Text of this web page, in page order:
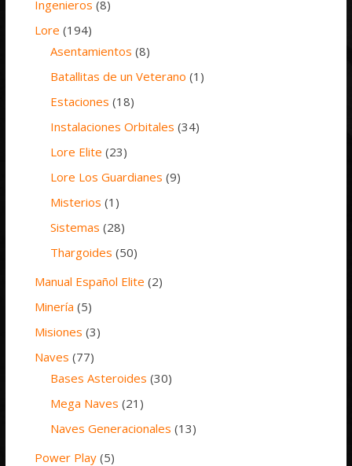
Ingenieros (8)
Lore (194)
Asentamientos (8)
Batallitas de un Veterano (1)
Estaciones (18)
Instalaciones Orbitales (34)
Lore Elite (23)
Lore Los Guardianes (9)
Misterios (1)
Sistemas (28)
Thargoides (50)
Manual Español Elite (2)
Minería (5)
Misiones (3)
Naves (77)
Bases Asteroides (30)
Mega Naves (21)
Naves Generacionales (13)
Power Play (5)